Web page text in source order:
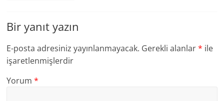
Bir yanıt yazın
E-posta adresiniz yayınlanmayacak. Gerekli alanlar* ile
işaretlenmişlerdir
Yorum*